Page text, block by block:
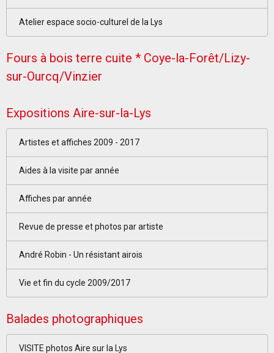
Atelier espace socio-culturel de la Lys
Fours à bois terre cuite * Coye-la-Forêt/Lizy-
sur-Ourcq/Vinzier
Expositions Aire-sur-la-Lys
Artistes et affiches 2009 - 2017
Aides à la visite par année
Affiches par année
Revue de presse et photos par artiste
André Robin - Un résistant airois
Vie et fin du cycle 2009/2017
Balades photographiques
VISITE photos Aire sur la Lys